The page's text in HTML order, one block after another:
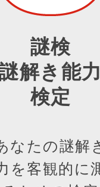
謎検
解き能
検定
なたの謎解
を客観的に